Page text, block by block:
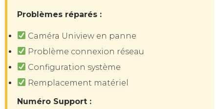
Problèmes réparés :
Caméra Uniview en panne
Problème connexion réseau
Configuration système
Remplacement matériel
Numéro Support :